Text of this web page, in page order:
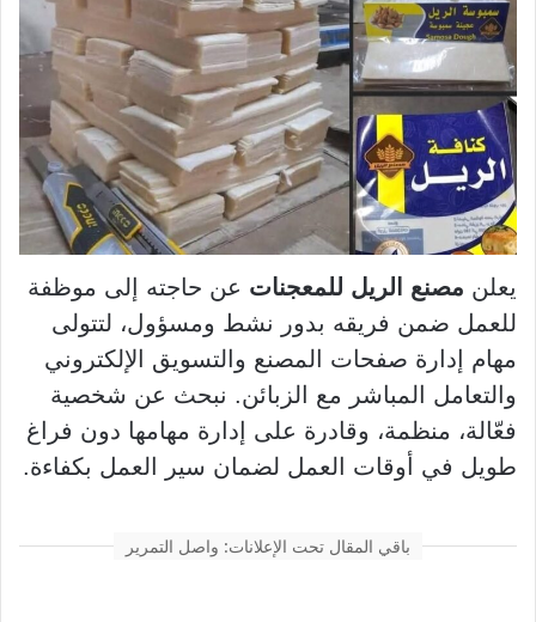
يعلن مصنع الريل للمعجنات عن حاجته إلى موظفة
للعمل ضمن فريقه بدور نشط ومسؤول، لتتولى
مهام إدارة صفحات المصنع والتسويق الإلكتروني
والتعامل المباشر مع الزبائن. نبحث عن شخصية
فعّالة، منظمة، وقادرة على إدارة مهامها دون فراغ
طويل في أوقات العمل لضمان سير العمل بكفاءة.
باقي المقال تحت الإعلانات: واصل التمرير